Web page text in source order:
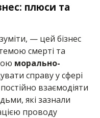
плюси та
— цей бізнес
смерті та
морально-
справу у сфері
взаємодіяти
які зазнали
проводу